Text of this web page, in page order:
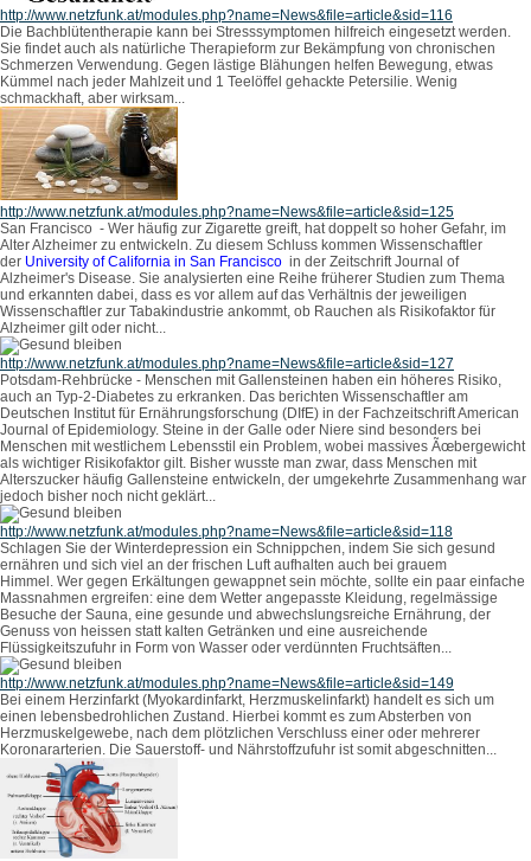
http://www.netzfunk.at/modules.php?name=News&file=article&sid=116
Die Bachblütentherapie kann bei Stresssymptomen hilfreich eingesetzt werden.
Sie findet auch als natürliche Therapieform zur Bekämpfung von chronischen
Schmerzen Verwendung. Gegen lästige Blähungen helfen Bewegung, etwas
Kümmel nach jeder Mahlzeit und 1 Teelöffel gehackte Petersilie. Wenig
schmackhaft, aber wirksam...
http://www.netzfunk.at/modules.php?name=News&file=article&sid=125
San Francisco - Wer häufig zur Zigarette greift, hat doppelt so hoher Gefahr, im
Alter Alzheimer zu entwickeln. Zu diesem Schluss kommen Wissenschaftler
der University of California in San Francisco in der Zeitschrift Journal of
Alzheimer's Disease. Sie analysierten eine Reihe früherer Studien zum Thema
und erkannten dabei, dass es vor allem auf das Verhältnis der jeweiligen
Wissenschaftler zur Tabakindustrie ankommt, ob Rauchen als Risikofaktor für
Alzheimer gilt oder nicht...
http://www.netzfunk.at/modules.php?name=News&file=article&sid=127
Potsdam-Rehbrücke - Menschen mit Gallensteinen haben ein höheres Risiko,
auch an Typ-2-Diabetes zu erkranken. Das berichten Wissenschaftler am
Deutschen Institut für Ernährungsforschung (DIfE) in der Fachzeitschrift American
Journal of Epidemiology. Steine in der Galle oder Niere sind besonders bei
Menschen mit westlichem Lebensstil ein Problem, wobei massives Ãœbergewicht
als wichtiger Risikofaktor gilt. Bisher wusste man zwar, dass Menschen mit
Alterszucker häufig Gallensteine entwickeln, der umgekehrte Zusammenhang war
jedoch bisher noch nicht geklärt...
http://www.netzfunk.at/modules.php?name=News&file=article&sid=118
Schlagen Sie der Winterdepression ein Schnippchen, indem Sie sich gesund
ernähren und sich viel an der frischen Luft aufhalten auch bei grauem
Himmel. Wer gegen Erkältungen gewappnet sein möchte, sollte ein paar einfache
Massnahmen ergreifen: eine dem Wetter angepasste Kleidung, regelmässige
Besuche der Sauna, eine gesunde und abwechslungsreiche Ernährung, der
Genuss von heissen statt kalten Getränken und eine ausreichende
Flüssigkeitszufuhr in Form von Wasser oder verdünnten Fruchtsäften...
http://www.netzfunk.at/modules.php?name=News&file=article&sid=149
Bei einem Herzinfarkt (Myokardinfarkt, Herzmuskelinfarkt) handelt es sich um
einen lebensbedrohlichen Zustand. Hierbei kommt es zum Absterben von
Herzmuskelgewebe, nach dem plötzlichen Verschluss einer oder mehrerer
Koronararterien. Die Sauerstoff- und Nährstoffzufuhr ist somit abgeschnitten...